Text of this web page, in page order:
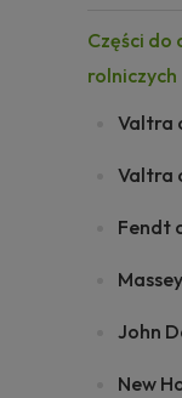
Części do
rolniczych
Valtra
Valtra
Fendt
John
New